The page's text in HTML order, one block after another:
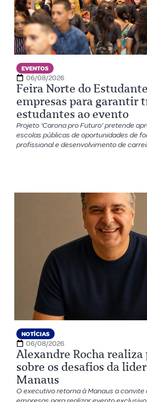
EVENTOS
06/08/2026
Feira Norte do
empresas para garantir
estudantes ao evento
Projeto ‘Carona pro Futuro’ pretende
escolas públicas de oportunidades de
profissional e desenvolvimento de
NOTÍCIAS
06/08/2026
Alexandre Rocha realiza
sobre os desafios da
Manaus
O executivo retorna à Manaus a convite